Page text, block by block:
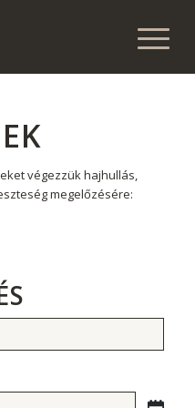
végezzük hajhullás,
megelőzésére: